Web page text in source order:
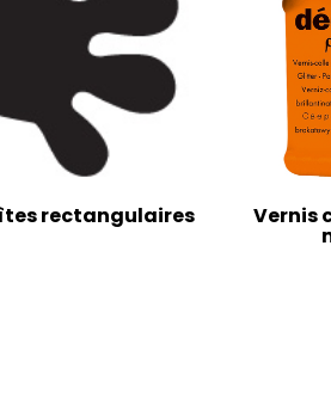
rectangulaires Vernis